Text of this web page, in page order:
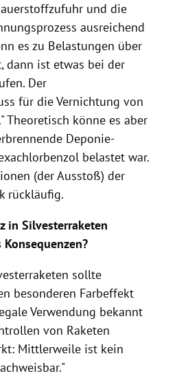
und die
ausreichend
es zu Belastungen über
dann ist etwas bei der
Der
für die Vernichtung von
Theoretisch könne es aber
Deponie-
belastet war.
(der Ausstoß) der
rückläufig.
in Silvesterraketen
sollte
besonderen Farbeffekt
Verwendung bekannt
von Raketen
Mittlerweile ist kein